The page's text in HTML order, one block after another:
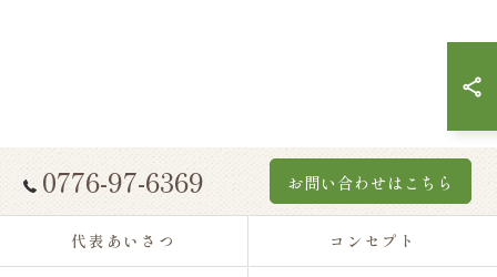
0776-97-6369 お問い合わせはこちら
代表あいさつ コンセプト